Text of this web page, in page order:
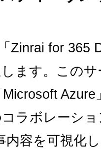
Zinrai for 365
ます。この
ラボレーシ
内容を可視化